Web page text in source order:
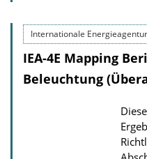
Internationale
IEA-4E Mapping
Beleuchtung